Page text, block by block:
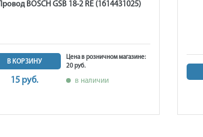
BOSCH GSB 18-2 RE (1614431025)
В КОРЗИНУ
15 руб.
Цена в розничном магазине:
20 руб.
в наличии